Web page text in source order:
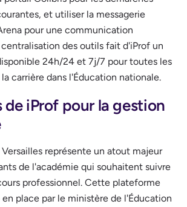
et utiliser la messagerie
pour une communication
des outils fait d'iProf un
24h/24 et 7j/7 pour toutes les
carrière dans l'Éducation nationale.
de iProf pour la gestion
représente un atout majeur
de l'académie qui souhaitent suivre
professionnel. Cette plateforme
place par le ministère de l'Éducation